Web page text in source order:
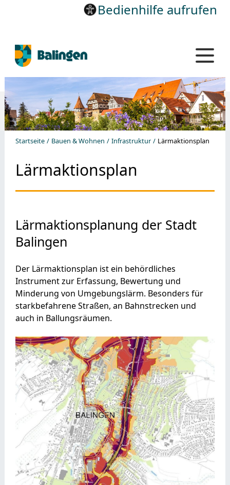
Bedienhilfe aufrufen
Startseite Bauen & Wohnen Infrastruktur Lärmaktionsplan
Lärmaktionsplan
Lärmaktionsplanung der Stadt
Balingen
Der Lärmaktionsplan ist ein behördliches
Instrument zur Erfassung, Bewertung und
Minderung von Umgebungslärm. Besonders für
starkbefahrene Straßen, an Bahnstrecken und
auch in Ballungsräumen.